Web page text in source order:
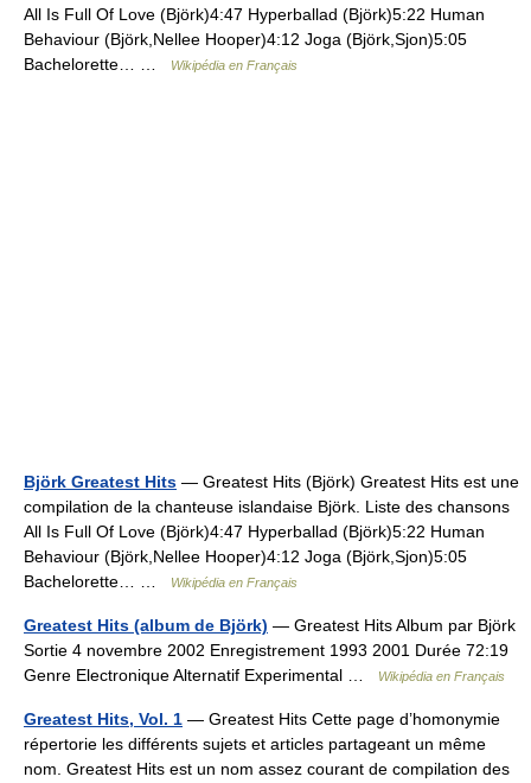
All Is Full Of Love (Björk)4:47 Hyperballad (Björk)5:22 Human
Behaviour (Björk,Nellee Hooper)4:12 Joga (Björk,Sjon)5:05
Bachelorette… …
Wikipédia en Français
Björk Greatest Hits — Greatest Hits (Björk) Greatest Hits est une
compilation de la chanteuse islandaise Björk. Liste des chansons
All Is Full Of Love (Björk)4:47 Hyperballad (Björk)5:22 Human
Behaviour (Björk,Nellee Hooper)4:12 Joga (Björk,Sjon)5:05
Bachelorette… …
Wikipédia en Français
Greatest Hits (album de Björk) — Greatest Hits Album par Björk
Sortie 4 novembre 2002 Enregistrement 1993 2001 Durée 72:19
Genre Electronique Alternatif Experimental …
Wikipédia en Français
Greatest Hits, Vol. 1 — Greatest Hits Cette page d’homonymie
répertorie les différents sujets et articles partageant un même
nom. Greatest Hits est un nom assez courant de compilation des